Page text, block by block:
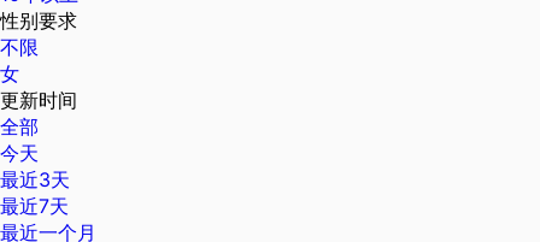
性别要求
不限
女
更新时间
全部
今天
最近3天
最近7天
最近一个月